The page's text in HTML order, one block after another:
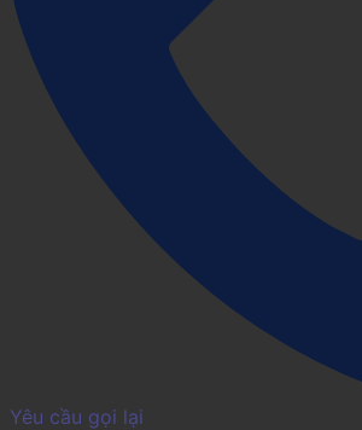
Yêu cầu gọi lại